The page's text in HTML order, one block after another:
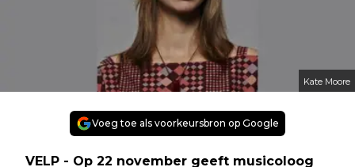
Kate Moore
Voeg toe als voorkeursbron op Google
VELP - Op 22 november geeft musicoloog